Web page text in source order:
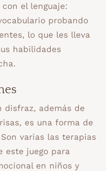
el lenguaje:
probando
lo que les lleva
habilidades
disfraz, además de
es una forma de
varias las terapias
este juego para
en niños y